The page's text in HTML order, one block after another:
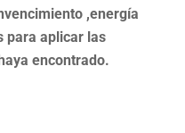
,energía
para aplicar las
encontrado.